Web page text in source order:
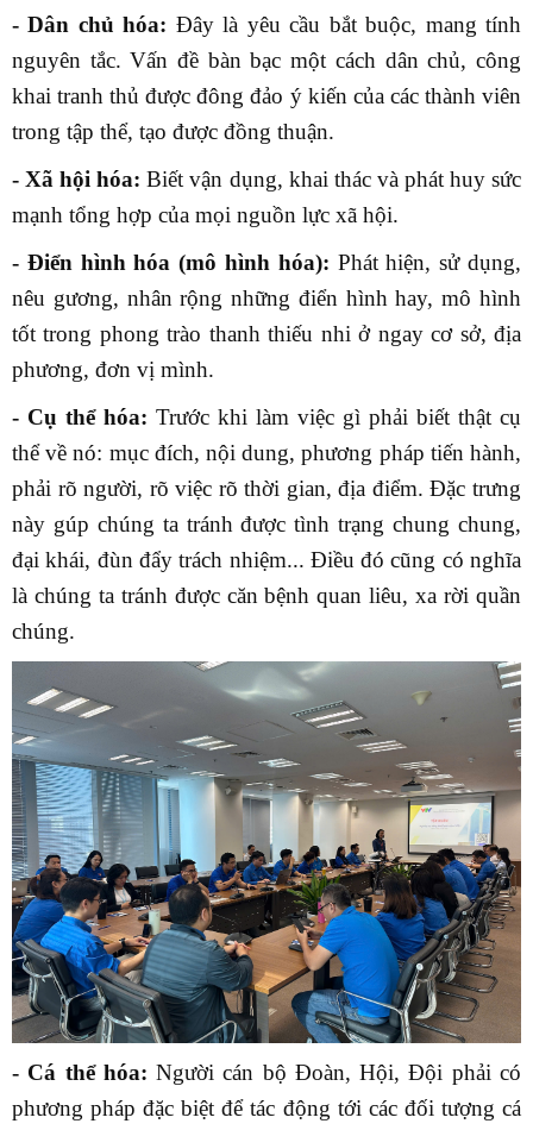
- Dân chủ hóa: Đây là yêu cầu bắt buộc, mang tính
nguyên tắc. Vấn đề bàn bạc một cách dân chủ, công
khai tranh thủ được đông đảo ý kiến của các thành viên
trong tập thể, tạo được đồng thuận.
- Xã hội hóa: Biết vận dụng, khai thác và phát huy sức
mạnh tổng hợp của mọi nguồn lực xã hội.
- Điển hình hóa (mô hình hóa): Phát hiện, sử dụng,
nêu gương, nhân rộng những điển hình hay, mô hình
tốt trong phong trào thanh thiếu nhi ở ngay cơ sở, địa
phương, đơn vị mình.
- Cụ thể hóa: Trước khi làm việc gì phải biết thật cụ
thể về nó: mục đích, nội dung, phương pháp tiến hành,
phải rõ người, rõ việc rõ thời gian, địa điểm. Đặc trưng
này gúp chúng ta tránh được tình trạng chung chung,
đại khái, đùn đẩy trách nhiệm... Điều đó cũng có nghĩa
là chúng ta tránh được căn bệnh quan liêu, xa rời quần
chúng.
- Cá thể hóa: Người cán bộ Đoàn, Hội, Đội phải có
phương pháp đặc biệt để tác động tới các đối tượng cá